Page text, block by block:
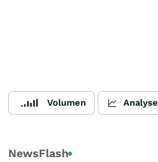
Volumen Analyse
NewsFlash